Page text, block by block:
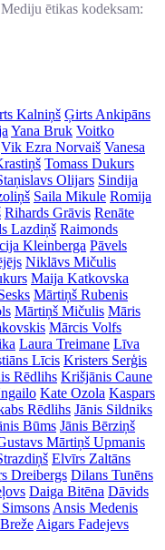
ētikas kodeksam:
Kalniņš Ģirts Ankipāns
Yana Bruk Voitko
Vik Ezra Norvaiš Vanesa
Tomass Dukurs
Olijars Sindija
Saila Mikule Romija
Rihards Grāvis Renāte
Lazdiņš Raimonds
Kleinberga Pāvels
Niklāvs Mičulis
Maija Katkovska
Mārtiņš Rubenis
Mārtiņš Mičulis Māris
Mārcis Volfs
Laura Treimane Līva
Līcis Kristers Serģis
Rēdlihs Krišjānis Caune
Kate Ozola Kaspars
Rēdlihs Jānis Sildniks
Būms Jānis Bērziņš
Mārtiņš Upmanis
Elvīrs Zaltāns
Dreibergs Dilans Tunēns
Daiga Bitēna Dāvids
Ansis Medenis
Aigars Fadejevs